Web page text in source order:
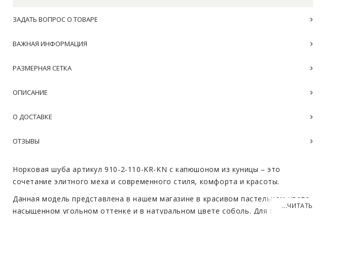
ЗАДАТЬ ВОПРОС О ТОВАРЕ
ВАЖНАЯ ИНФОРМАЦИЯ
РАЗМЕРНАЯ СЕТКА
ОПИСАНИЕ
О ДОСТАВКЕ
ОТЗЫВЫ
Норковая шуба артикул 910-2-110-KR-KN с капюшоном из куницы – это
сочетание элитного меха и современного стиля, комфорта и красоты.
Данная модель представлена в нашем магазине в красивом пастельном цвете,
насыщенном угольном оттенке и в натуральном цвете соболь. Для пошива
...ЧИТАТЬ